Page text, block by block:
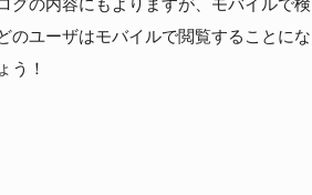
のユーザはモバイルで閲覧することにな
う！